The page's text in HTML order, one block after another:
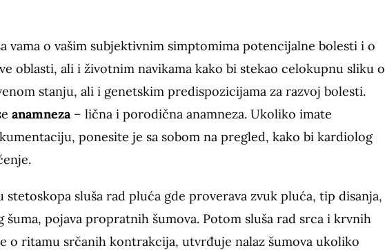
vama o vašim subjektivnim simptomima potencijalne bolesti i o
oblasti, ali i životnim navikama kako bi stekao celokupnu sliku o
stanju, ali i genetskim predispozicijama za razvoj bolesti.
anamneza – lična i porodična anamneza. Ukoliko imate
ponesite je sa sobom na pregled, kako bi kardiolog
sluša rad pluća gde proverava zvuk pluća, tip disanja,
šuma, pojava propratnih šumova. Potom sluša rad srca i krvnih
o ritamu srčanih kontrakcija, utvrđuje nalaz šumova ukoliko